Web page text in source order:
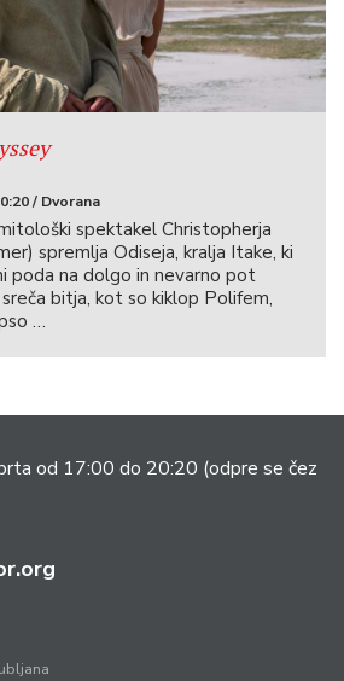
/ Dvorana
spektakel Christopherja
spremlja Odiseja, kralja Itake, ki
poda na dolgo in nevarno pot
bitja, kot so kiklop Polifem,
…
od 17:00 do 20:20 (odpre se čez